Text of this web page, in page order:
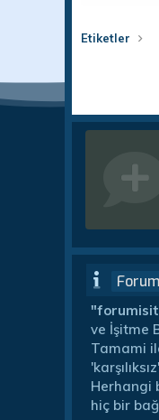
Etiketler
ve İşitme
Tamami
Herhangi
hiç bir